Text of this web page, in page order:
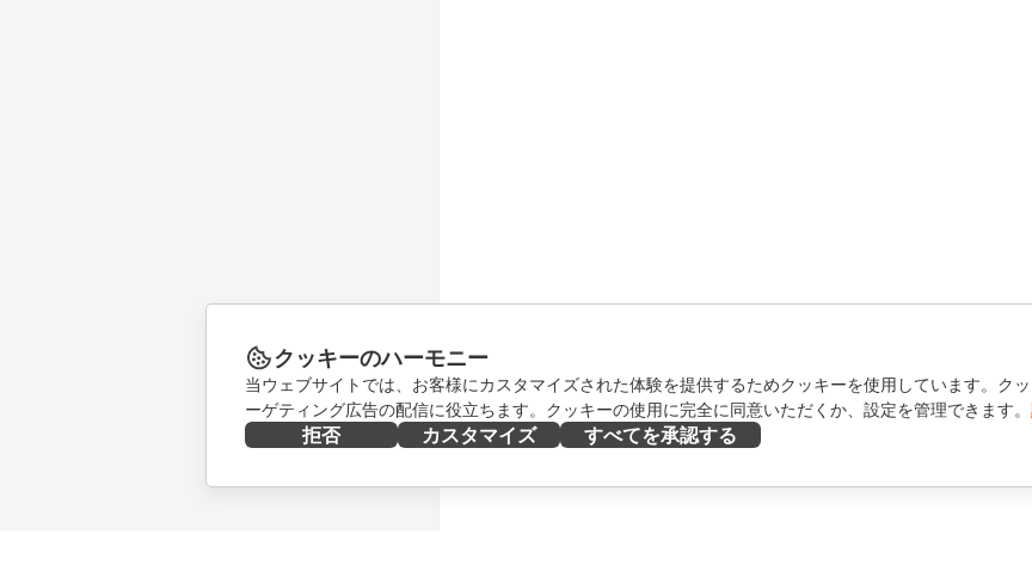
クッキーのハーモニー
当ウェブサイトでは、お客様にカスタマイズされた体験を提供するためクッキーを使用しています。ク
ーゲティング広告の配信に役立ちます。クッキーの使用に完全に同意いただくか、設定を管理できます。
拒否 カスタマイズ すべてを承認する